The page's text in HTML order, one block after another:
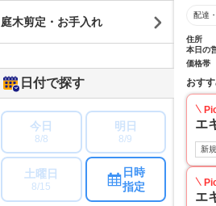
配達
住所
本日の
価格帯
おす
エ
新
エ
庭木剪定・お手入れ
日付で探す
今日
8/8
明日
8/9
土曜日
8/15
日時
指定